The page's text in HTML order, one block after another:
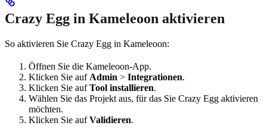
Crazy Egg in Kameleoon aktivieren
So aktivieren Sie Crazy Egg in Kameleoon:
Öffnen Sie die Kameleoon-App.
Klicken Sie auf Admin > Integrationen.
Klicken Sie aufTool installieren.
Wählen Sie das Projekt aus, für das Sie Crazy Egg aktivieren
möchten.
Klicken Sie aufValidieren.